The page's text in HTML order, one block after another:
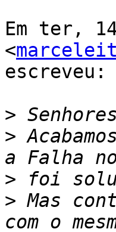
Em ter,
<
escreveu:
>
>
>
> Mas